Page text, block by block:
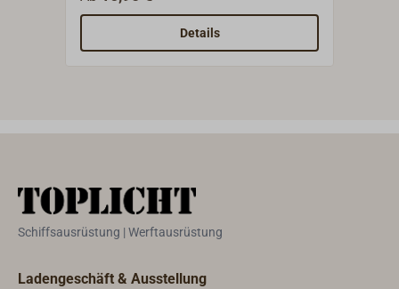
Messing verchromt.
Details
Schiffsausrüstung | Werftausrüstung
Ladengeschäft & Ausstellung